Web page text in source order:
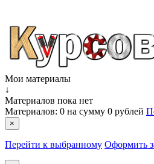
Мои материалы
↓
Материалов пока нет
Материалов: 0 на сумму 0 рублей
×
Перейти к выбранному Оформить